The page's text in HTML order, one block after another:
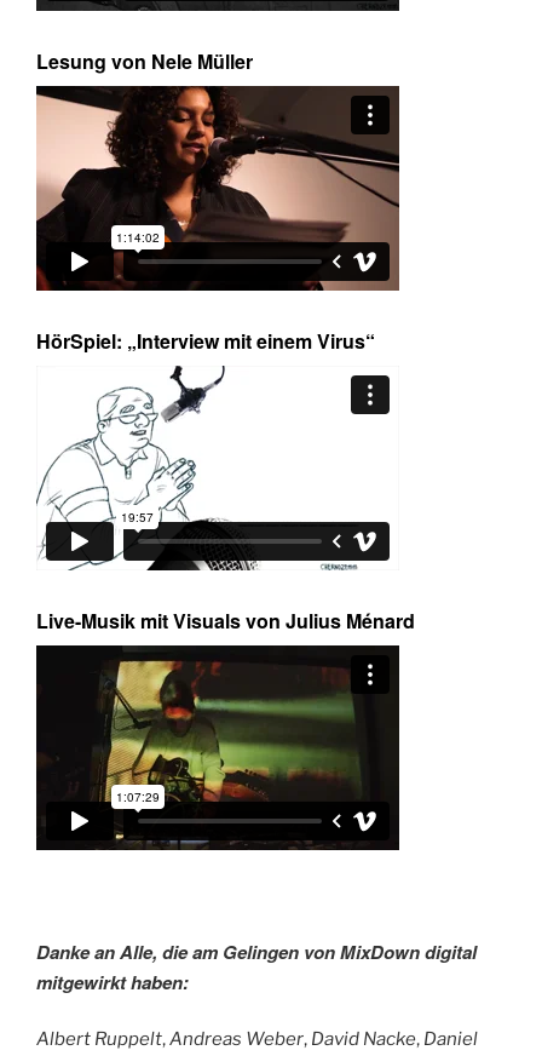
Lesung von Nele Müller
HörSpiel: „Interview mit einem Virus“
Live-Musik mit Visuals von Julius Ménard
Danke an Alle, die am Gelingen von MixDown digital
mitgewirkt haben:
Albert Ruppelt,Andreas Weber, David Nacke, Daniel